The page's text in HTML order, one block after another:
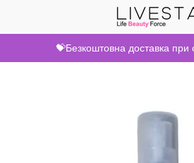
💝Безкоштовна доставка